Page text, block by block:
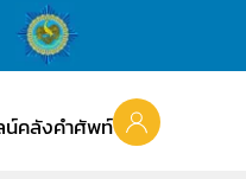
น์คลังคำศัพท์